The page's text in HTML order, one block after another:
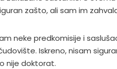
zašto, ali sam im
neke predkomisije i
Iskreno, nisam
nije doktorat.